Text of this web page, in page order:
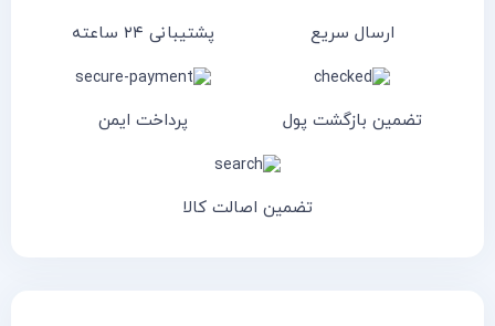
ارسال سریع پشتیبانی ۲۴ ساعته
تضمین بازگشت پول پرداخت ایمن
تضمین اصالت کالا